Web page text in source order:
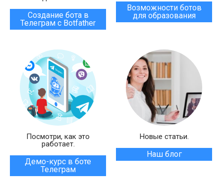
Создание бота в
Телеграм с Botfather
Возможности ботов
для образования
Посмотри, как это
работает.
Демо-курс в боте
Телеграм
Новые статьи.
Наш блог